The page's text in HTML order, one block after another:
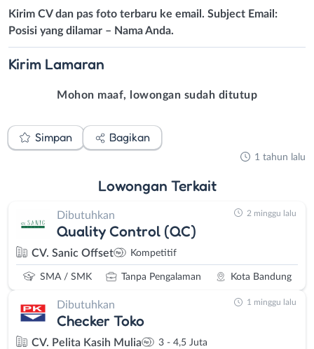
Kirim CV dan pas foto terbaru ke email. Subject Email:
Posisi yang dilamar – Nama Anda.
Kirim Lamaran
Mohon maaf, lowongan sudah ditutup
Simpan Bagikan
1 tahun lalu
Lowongan Terkait
Dibutuhkan
Quality Control (QC)
CV. Sanic Offset Kompetitif
SMA / SMK Tanpa Pengalaman Kota Bandung
2 minggu lalu
Dibutuhkan
Checker Toko
CV. Pelita Kasih Mulia 3 - 4,5 Juta
1 minggu lalu